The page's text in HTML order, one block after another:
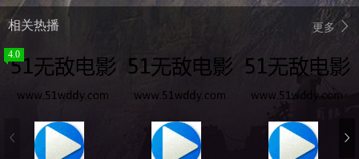
更多
相关热播
4.0